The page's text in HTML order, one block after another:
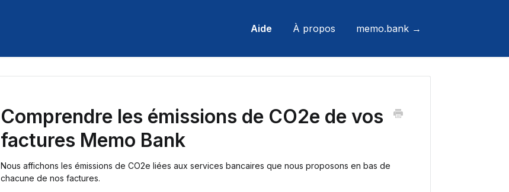
Aide À propos memo.bank →
Comprendre les émissions de CO2e de vos
factures Memo Bank
Nous affichons les émissions de CO2e liées aux services bancaires que nous proposons en bas de
chacune de nos factures.